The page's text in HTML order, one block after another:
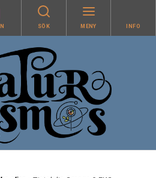
SÖK MENY INFO